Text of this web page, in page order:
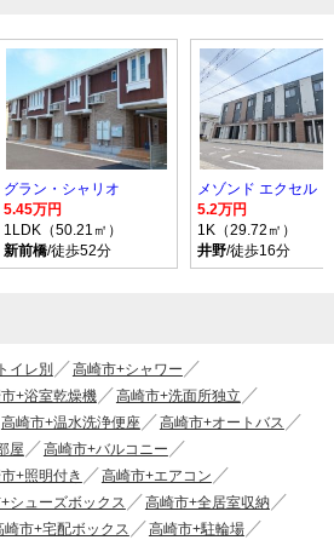
グラン・シャリオ
5.45万円
1LDK（50.21㎡）
新前橋/徒歩52分
メゾンド エクセル
5.2万円
1K（29.72㎡）
井野/徒歩16分
イレ別
高崎市+シャワー
+浴室乾燥機
高崎市+洗面所独立
高崎市+温水洗浄便座
高崎市+オートバス
屋
高崎市+バルコニー
+照明付き
高崎市+エアコン
シューズボックス
高崎市+全居室収納
崎市+宅配ボックス
高崎市+駐輪場